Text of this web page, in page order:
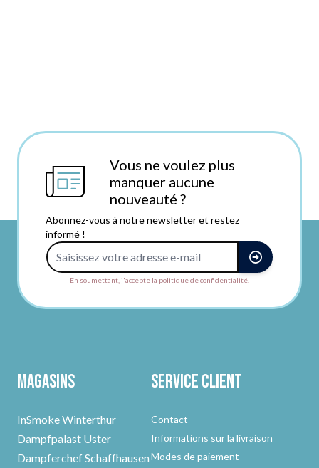
Vous ne voulez plus
manquer aucune
nouveauté ?
Abonnez-vous à notre newsletter et restez
informé !
En soumettant, j'accepte la politique de confidentialité.
Magasins
InSmoke Winterthur
Dampfpalast Uster
Dampferchef Schaffhausen
Service client
Contact
Informations sur la livraison
Modes de paiement